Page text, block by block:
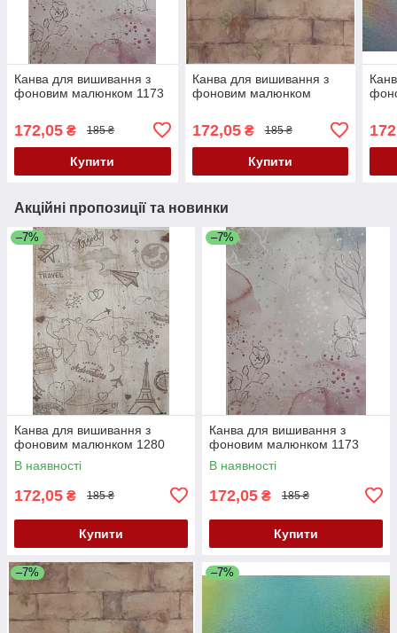
Канва для вишивання з
фоновим малюнком 1173
172,05 ₴ 185 ₴
Купити
Канва для вишивання з
фоновим малюнком
172,05₴ 185 ₴
Купити
Акційні пропозиції та новинки
–7%
Канва для вишивання з
фоновим малюнком 1280
В наявності
172,05 ₴ 185 ₴
Купити
–7%
Канва для вишивання з
фоновим малюнком 1173
В наявності
172,05 ₴ 185 ₴
Купити
–7% –7%